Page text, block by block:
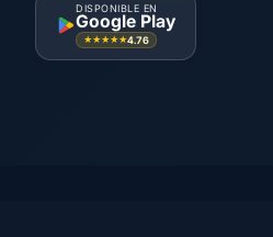
DISPONIBLE EN
Google Play
★★★★★4.76